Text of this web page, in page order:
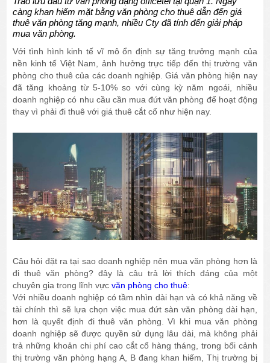
càng khan hiếm mặt bằng văn phòng cho thuê dẫn đến giá
thuê văn phòng tăng mạnh, nhiều Cty đã tính đến giải pháp
mua văn phòng.
Với tình hình kinh tế vĩ mô ổn định sự tăng trưởng mạnh của
nền kinh tế Việt Nam, ảnh hưởng trực tiếp đến thị trường văn
phòng cho thuê của các doanh nghiệp. Giá văn phòng hiện nay
đã tăng khoảng từ 5-10% so với cùng kỳ năm ngoái, nhiều
doanh nghiệp có nhu cầu cần mua đứt văn phòng để hoạt động
thay vì phải đi thuê với giá thuê cắt cổ như hiện nay.
Câu hỏi đặt ra tại sao doanh nghiệp nên mua văn phòng hơn là
đi thuê văn phòng? đây là câu trả lời thích đáng của một
chuyên gia trong lĩnh vựcvăn phòng cho thuê:
Với nhiều doanh nghiệp có tầm nhìn dài hạn và có khả năng về
tài chính thì sẽ lựa chọn việc mua đứt sàn văn phòng dài hạn,
hơn là quyết định đi thuê văn phòng. Vì khi mua văn phòng
doanh nghiệp sẽ được quyền sử dụng lâu dài, mà không phải
trả những khoản chi phí cao cắt cổ hàng tháng, trong bối cảnh
thị trường văn phòng hạng A, B đang khan hiếm, Thị trường bị